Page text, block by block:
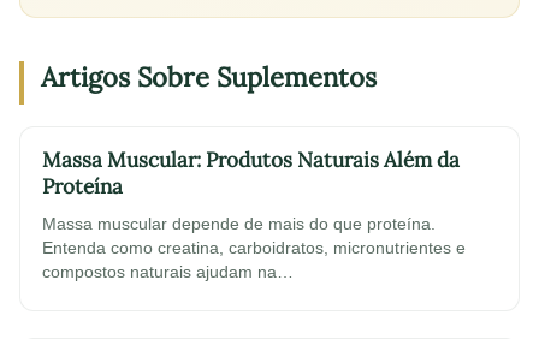
Artigos Sobre Suplementos
Massa Muscular: Produtos Naturais Além da
Proteína
Massa muscular depende de mais do que proteína.
Entenda como creatina, carboidratos, micronutrientes e
compostos naturais ajudam na…